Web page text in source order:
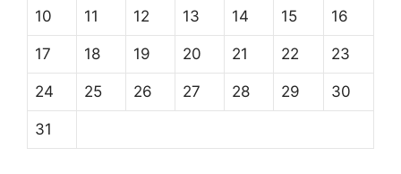
10 11 12 13 14 15 16
17 18 19 20 21 22 23
24 25 26 27 28 29 30
31